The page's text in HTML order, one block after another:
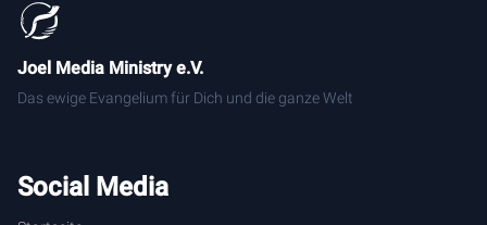
Joel Media Ministry e.V.
Das ewige Evangelium für Dich und die ganze Welt
Social Media